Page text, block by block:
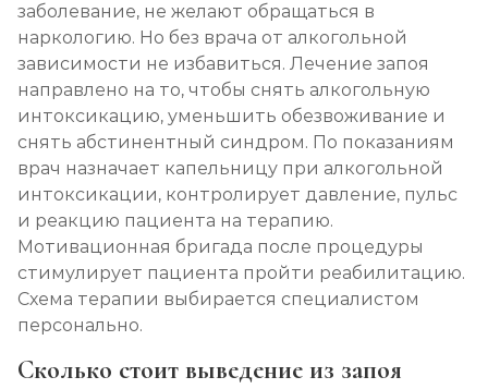
заболевание, не желают обращаться в
наркологию. Но без врача от алкогольной
зависимости не избавиться. Лечение запоя
направлено на то, чтобы снять алкогольную
интоксикацию, уменьшить обезвоживание и
снять абстинентный синдром. По показаниям
врач назначает капельницу при алкогольной
интоксикации, контролирует давление, пульс
и реакцию пациента на терапию.
Мотивационная бригада после процедуры
стимулирует пациента пройти реабилитацию.
Схема терапии выбирается специалистом
персонально.
Сколько стоит выведение из запоя